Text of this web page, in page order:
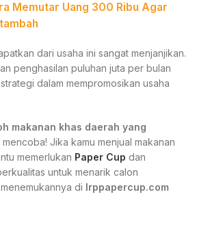
Memutar Uang 300 Ribu Agar
dari usaha ini sangat menjanjikan.
penghasilan puluhan juta per bulan
dalam mempromosikan usaha
makanan khas daerah yang
mencoba! Jika kamu menjual makanan
memerlukan Paper Cup dan
untuk menarik calon
di Irppapercup.com